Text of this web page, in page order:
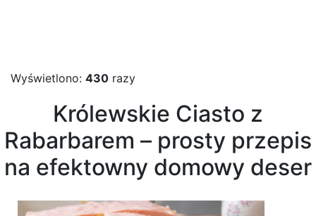
Wyświetlono: 430 razy
Królewskie Ciasto z
Rabarbarem – prosty przepis
na efektowny domowy deser